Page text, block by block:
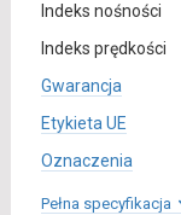
Indeks nośności
Indeks prędkości
Gwarancja
Etykieta UE
Oznaczenia
Pełna specyfikacja